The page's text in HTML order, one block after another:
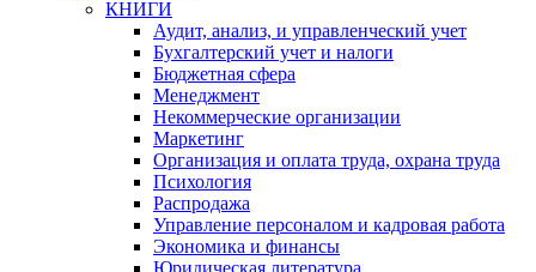
КНИГИ
Аудит, анализ, и управленческий учет
Бухгалтерский учет и налоги
Бюджетная сфера
Менеджмент
Некоммерческие организации
Маркетинг
Организация и оплата труда, охрана труда
Психология
Распродажа
Управление персоналом и кадровая работа
Экономика и финансы
Юридическая литература